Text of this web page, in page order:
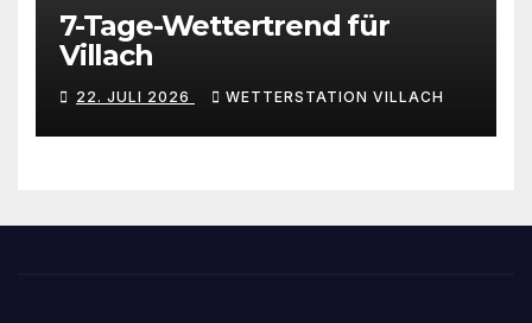
7-Tage-Wettertrend für
Villach
22. JULI 2026 WETTERSTATION VILLACH